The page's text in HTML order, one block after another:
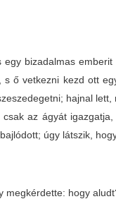
bizadalmas
ő vetkezni kezd ott
hajnal
az ágyát
úgy látszik,
megkérdette: hogy